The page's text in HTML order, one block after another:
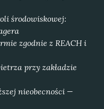
środowiskowej:
zgodnie z REACH i
przy zakładzie
nieobecności —